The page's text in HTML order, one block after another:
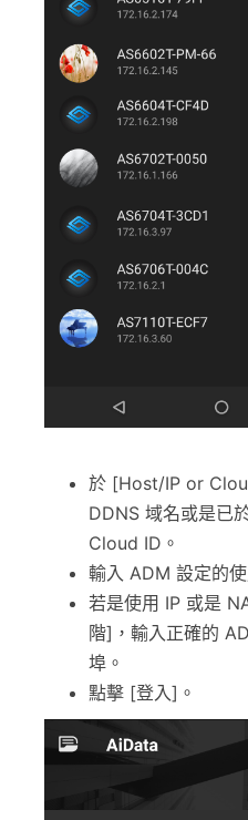
於 [Host/IP or
DDNS 域名或是已
Cloud ID。
輸入 ADM 設定的
若是使用 IP 或是
階]，輸入正確的
埠。
點擊 [登入]。